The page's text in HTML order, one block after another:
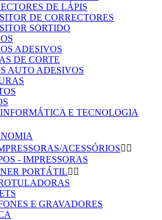
DE LÁPIS
DE CORRECTORES
SORTIDO
ADESIVOS
DE CORTE
AUTO ADESIVOS
E TECNOLOGIA
ACESSÓRIOS 
- IMPRESSORAS
PORTÁTIL 
E GRAVADORES